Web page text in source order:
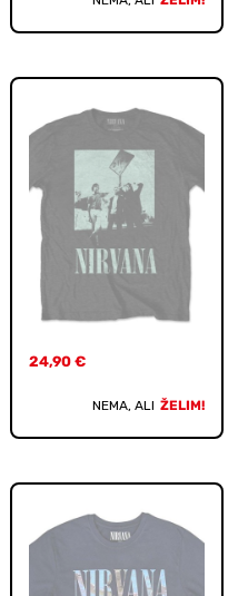
24,90 €
NEMA, ALI ŽELIM!